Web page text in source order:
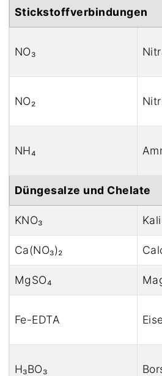
Stickstoffverbindungen
NO₃
NO₂
NH₄
Düngesalze und Chelate
KNO₃
Ca(NO₃)₂
MgSO₄
Fe-EDTA
H₃BO₃